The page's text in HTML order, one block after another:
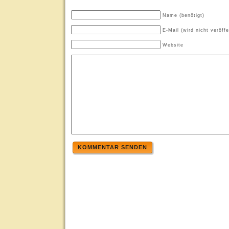
Name (benötigt)
E-Mail (wird nicht
Website
KOMMENTAR SENDEN